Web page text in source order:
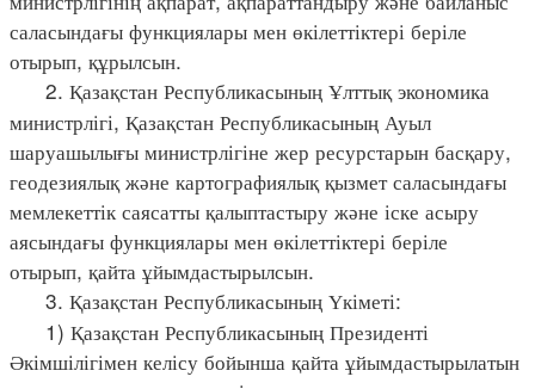
саласындағы функциялары мен өкілеттіктері беріле
отырып, құрылсын.
2. Қазақстан Республикасының Ұлттық экономика
министрлігі, Қазақстан Республикасының Ауыл
шаруашылығы министрлігіне жер ресурстарын басқару,
геодезиялық және картографиялық қызмет саласындағы
мемлекеттік саясатты қалыптастыру және іске асыру
аясындағы функциялары мен өкілеттіктері беріле
отырып, қайта ұйымдастырылсын.
3. Қазақстан Республикасының Үкіметі:
1) Қазақстан Республикасының Президенті
Әкімшілігімен келісу бойынша қайта ұйымдастырылатын